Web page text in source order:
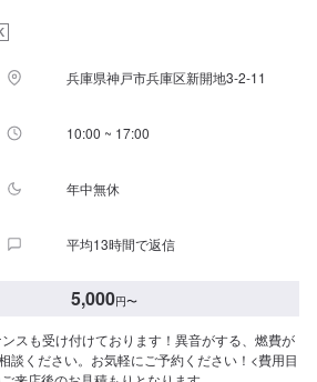
兵庫県神戸市兵庫区新開地3-2-11
10:00 ~ 17:00
年中無休
平均13時間で返信
5,000円〜
スも受け付けております！異音がする、燃費が
談ください。お気軽にご予約ください！<費用目